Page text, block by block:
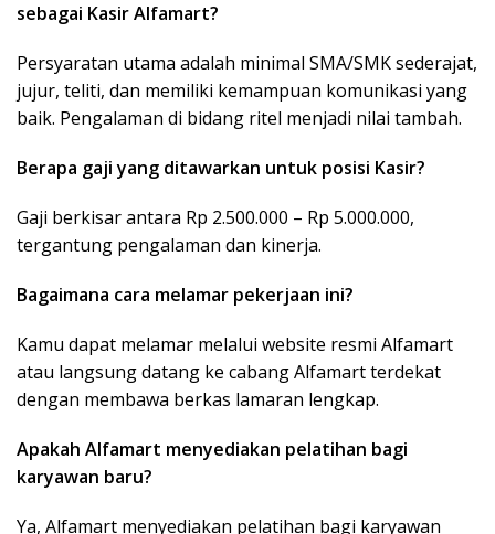
sebagai Kasir Alfamart?
Persyaratan utama adalah minimal SMA/SMK sederajat,
jujur, teliti, dan memiliki kemampuan komunikasi yang
baik. Pengalaman di bidang ritel menjadi nilai tambah.
Berapa gaji yang ditawarkan untuk posisi Kasir?
Gaji berkisar antara Rp 2.500.000 – Rp 5.000.000,
tergantung pengalaman dan kinerja.
Bagaimana cara melamar pekerjaan ini?
Kamu dapat melamar melalui website resmi Alfamart
atau langsung datang ke cabang Alfamart terdekat
dengan membawa berkas lamaran lengkap.
Apakah Alfamart menyediakan pelatihan bagi
karyawan baru?
Ya, Alfamart menyediakan pelatihan bagi karyawan